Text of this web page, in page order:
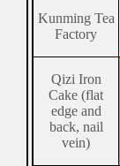
Kunming Tea
Factory
Qizi Iron
Cake (flat
edge and
back, nail
vein)